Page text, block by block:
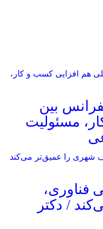
بین
مسئولیت
فناوری،
/ دکتر